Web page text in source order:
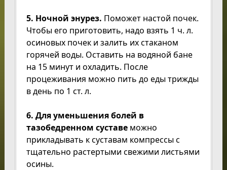
5. Ночной энурез. Поможет настой почек.
Чтобы его приготовить, надо взять 1 ч. л.
осиновых почек и залить их стаканом
горячей воды. Оставить на водяной бане
на 15 минут и охладить. После
процеживания можно пить до еды трижды
в день по 1 ст. л.
6. Для уменьшения болей в
тазобедренном суставеможно
прикладывать к суставам компрессы с
тщательно растертыми свежими листьями
осины.